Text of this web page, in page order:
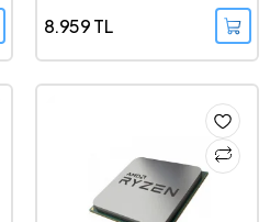
8.959 TL